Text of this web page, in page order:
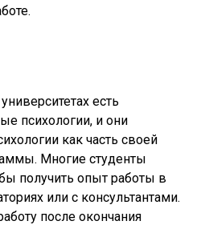
есть
психологии, и они
как часть своей
Многие студенты
получить опыт работы в
или с консультантами.
после окончания